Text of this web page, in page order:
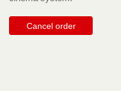
Cancel order